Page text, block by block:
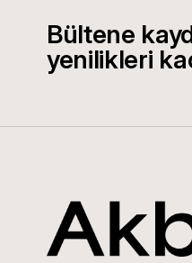
Bültene
yenilikleri